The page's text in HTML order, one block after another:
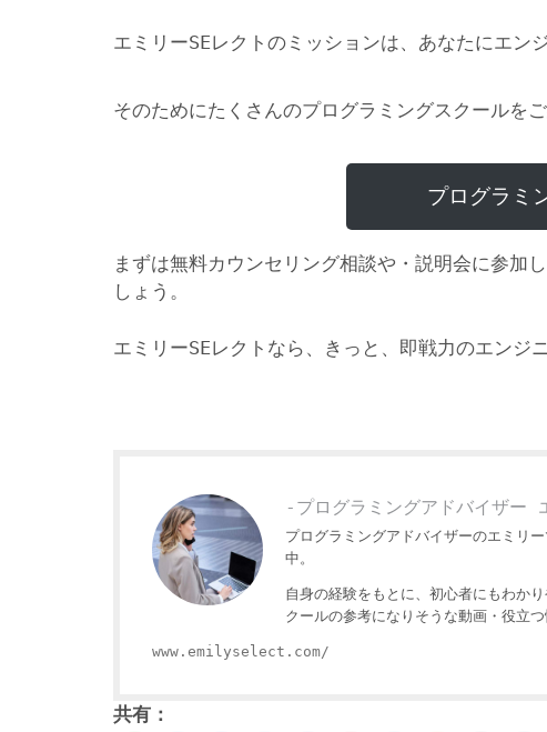
エミリーSEレクトのミッションは、あなたにエン
そのためにたくさんのプログラミングスクールをご
プログラミ
まずは無料カウンセリング相談や・説明会に参加
しょう。
エミリーSEレクトなら、きっと、即戦力のエンジ
-プログラミングアドバイザー
プログラミングアドバイザーのエミリ
中。
自身の経験をもとに、初心者にもわか
クールの参考になりそうな動画・役立つ
www.emilyselect.com/
共有：